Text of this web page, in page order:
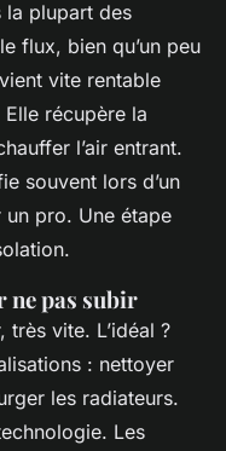
la plupart des
flux, bien qu’un peu
vite rentable
récupère la
l’air entrant.
souvent lors d’un
un pro. Une étape
ne pas subir
très vite. L’idéal ?
: nettoyer
les radiateurs.
Les